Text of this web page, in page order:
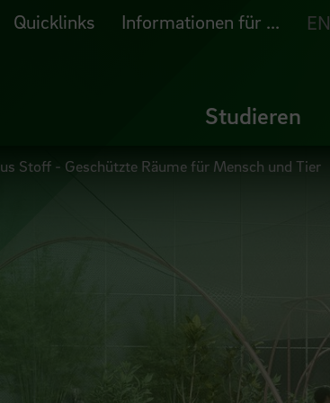
Quicklinks Informationen für ... EN
Studieren
Stoff - Geschützte Räume für Mensch und Tier